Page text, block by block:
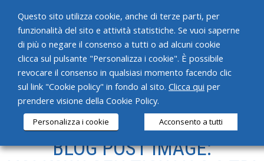
HOME
CHI SIAMO
SERVIZI
BLOG POST IMAGE:
Questo sito utilizza cookie, anche di terze parti, per
funzionalità del sito e attività statistiche. Se vuoi saperne
di più o negare il consenso a tutti o ad alcuni cookie
clicca sul pulsante "Personalizza i cookie". È possibile
revocare il consenso in qualsiasi momento facendo clic
sul link "Cookie policy" in fondo al sito. Clicca qui per
prendere visione della Cookie Policy.
Personalizza i cookie Acconsento a tutti